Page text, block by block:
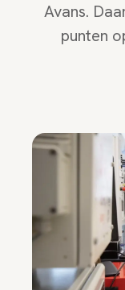
Avans.
punten